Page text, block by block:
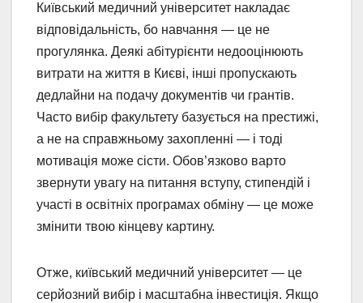
Київський медичний університет накладає
відповідальність, бо навчання — це не
прогулянка. Деякі абітурієнти недооцінюють
витрати на життя в Києві, інші пропускають
дедлайни на подачу документів чи грантів.
Часто вибір факультету базується на престижі,
а не на справжньому захопленні — і тоді
мотивація може сісти. Обов’язково варто
звернути увагу на питання вступу, стипендій і
участі в освітніх програмах обміну — це може
змінити твою кінцеву картину.
Отже, київський медичний університет — це
серйозний вибір і масштабна інвестиція. Якщо